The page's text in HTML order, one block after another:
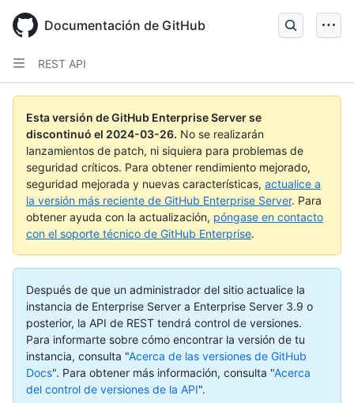
main
content
Documentación de GitHub
REST API
Esta versión de GitHub Enterprise Server se
discontinuó el 2024-03-26. No se realizarán
lanzamientos de patch, ni siquiera para problemas de
seguridad críticos. Para obtener rendimiento mejorado,
seguridad mejorada y nuevas características, actualice a
la versión más reciente de GitHub Enterprise Server. Para
obtener ayuda con la actualización, póngase en contacto
con el soporte técnico de GitHub Enterprise.
Después de que un administrador del sitio actualice la
instancia de Enterprise Server a Enterprise Server 3.9 o
posterior, la API de REST tendrá control de versiones.
Para informarte sobre cómo encontrar la versión de tu
instancia, consulta "Acerca de las versiones de GitHub
Docs". Para obtener más información, consulta "Acerca
del control de versiones de la API".